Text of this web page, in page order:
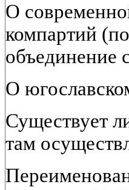
О
компартий
объединение
О
Существует
там